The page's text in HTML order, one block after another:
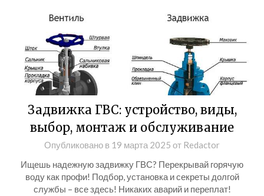
Задвижка ГВС: устройство, виды,
выбор, монтаж и обслуживание
Опубликовано в 19 марта 2025 от Redactor
Ищешь надежную задвижку ГВС? Перекрывай горячую
воду как профи! Подбор, установка и секреты долгой
службы – все здесь! Никаких аварий и переплат!